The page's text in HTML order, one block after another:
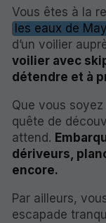
Vous êtes à la
les eaux de
d’un voilier
voilier avec
détendre et à
Que vous
quête de
attend.
dériveurs,
encore.
Par ailleurs,
escapade